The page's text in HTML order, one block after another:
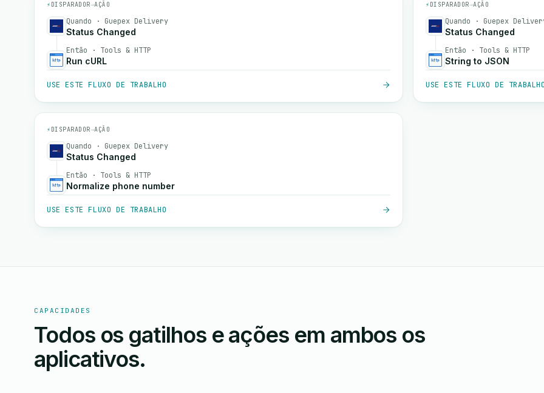
⚡ DISPARADOR→AÇÃO
Quando · Guepex Delivery
Status Changed
Então · Tools & HTTP
Run cURL
USE ESTE FLUXO DE TRABALHO
⚡ DISPARADOR→AÇÃO
Quando · Guepex
Status Changed
Então · Tools & HTTP
String to JSON
USE ESTE FLUXO DE
⚡ DISPARADOR→AÇÃO
Quando · Guepex Delivery
Status Changed
Então · Tools & HTTP
Normalize phone number
USE ESTE FLUXO DE TRABALHO
CAPACIDADES
Todos os gatilhos e ações em ambos os
aplicativos.